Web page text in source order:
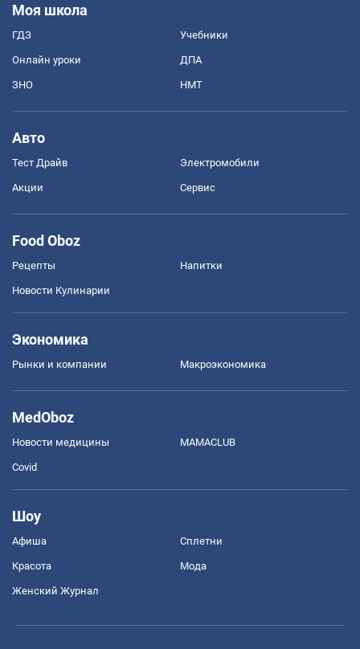
Моя школа
ГДЗ Учебники
Онлайн уроки ДПА
ЗНО НМТ
Авто
Тест Драйв Электромобили
Акции Сервис
Food Oboz
Рецепты Напитки
Новости Кулинарии
Экономика
Рынки и компании Mакроэкономика
MedOboz
Новости медицины MAMACLUB
Covid
Шоу
Афиша Сплетни
Красота Мода
Женский Журнал